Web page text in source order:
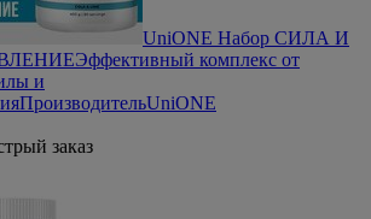
UniONE Набор СИЛА И
Эффективный комплекс от
и
ПроизводительUniONE
заказ